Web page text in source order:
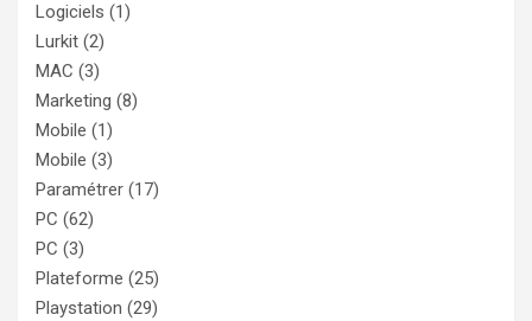
Logiciels (1)
Lurkit (2)
MAC (3)
Marketing (8)
Mobile (1)
Mobile (3)
Paramétrer (17)
PC (62)
PC (3)
Plateforme (25)
Playstation (29)